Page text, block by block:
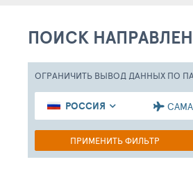
ПОИСК
ОГРАНИЧИТЬ ВЫВОД ДАННЫХ ПО
РОССИЯ
ПРИМЕНИТЬ ФИЛЬТР